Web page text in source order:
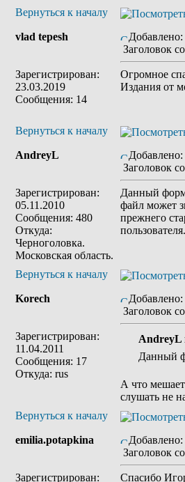
Вернуться к началу
vlad tepesh
Зарегистрирован:
23.03.2019
Сообщения: 14
Заголовок
Огромное
Издания от
Вернуться к началу
AndreyL
Зарегистрирован:
05.11.2010
Сообщения: 480
Откуда:
Черноголовка.
Московская область.
Заголовок
Данный
файл может
прежнего
Вернуться к началу
Korech
Зарегистрирован:
11.04.2011
Сообщения: 17
Откуда: rus
Заголовок
AndreyL
Данный
А что мешает
слушать не
Вернуться к началу
emilia.potapkina
Зарегистрирован:
Заголовок
Спасибо